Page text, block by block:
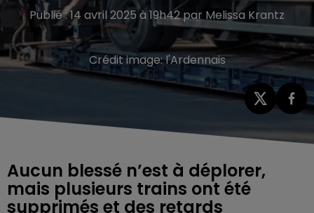
Publié : 14 avril 2025 à 19h42 par Melissa Krantz
Crédit image:l'Ardennais
Aucun blessé n’est à déplorer,
mais plusieurs trains ont été
supprimés et des retards